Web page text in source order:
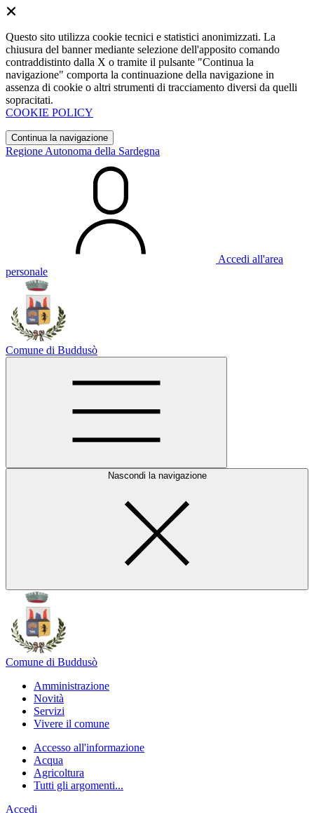
Questo sito utilizza cookie tecnici e statistici anonimizzati. La
chiusura del banner mediante selezione dell'apposito comando
contraddistinto dalla X o tramite il pulsante "Continua la
navigazione" comporta la continuazione della navigazione in
assenza di cookie o altri strumenti di tracciamento diversi da quelli
sopracitati.
COOKIE POLICY
Continua la navigazione
Regione Autonoma della Sardegna
Accedi all'area
personale
Comune di Buddusò
Nascondi la navigazione
Comune di Buddusò
Amministrazione
Novità
Servizi
Vivere il comune
Accesso all'informazione
Acqua
Agricoltura
Tutti gli argomenti...
Accedi